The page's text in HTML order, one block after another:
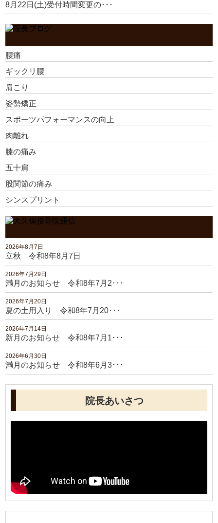
8月22日(土)受付時間変更の･･･
腰痛
ギックリ腰
肩こり
姿勢矯正
スポーツパフォーマンスの向上
肉離れ
膝の痛み
五十肩
股関節の痛み
シンスプリント
2026年8月7日
立秋 令和8年8月7日
2026年7月29日
満月のお知らせ 令和8年7月2･･･
2026年7月20日
夏の土用入り 令和8年7月20･･･
2026年7月14日
新月のお知らせ 令和8年7月1･･･
2026年6月30日
満月のお知らせ 令和8年6月3･･･
院長あいさつ